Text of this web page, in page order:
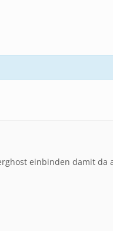
einbinden damit da